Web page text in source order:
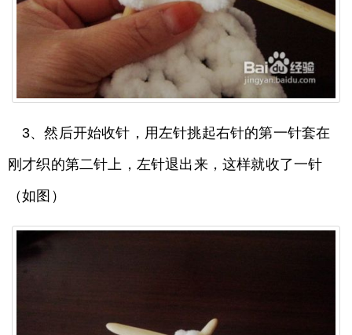
3、然后开始收针，用左针挑起右针的第一针套在
刚才织的第二针上，左针退出来，这样就收了一针
（如图）